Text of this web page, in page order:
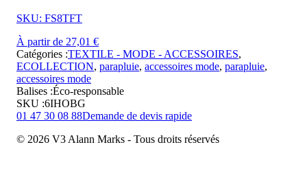
SKU: FS8TFT
À partir de 27,01 €
Catégories :TEXTILE - MODE - ACCESSOIRES,
ECOLLECTION, parapluie, accessoires mode, parapluie,
accessoires mode
Balises :Éco-responsable
SKU :6IHOBG
01 47 30 08 88Demande de devis rapide
© 2026 V3 Alann Marks - Tous droits réservés